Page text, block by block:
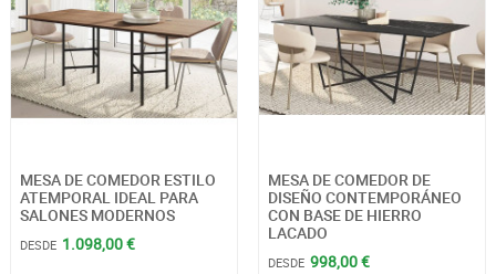
MESA DE COMEDOR ESTILO
ATEMPORAL IDEAL PARA
SALONES MODERNOS
DESDE 1.098,00 €
MESA DE COMEDOR DE
DISEÑO CONTEMPORÁNEO
CON BASE DE HIERRO
LACADO
DESDE 998,00 €